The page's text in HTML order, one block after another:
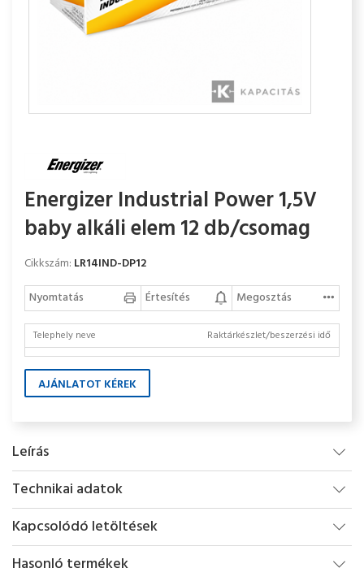
Energizer Industrial Power 1,5V
baby alkáli elem 12 db/csomag
Cikkszám: LR14IND-DP12
Nyomtatás
Értesítés Megosztás
Telephely neve Raktárkészlet/beszerzési idő
AJÁNLATOT KÉREK
Leírás
Technikai adatok
Kapcsolódó letöltések
Hasonló termékek